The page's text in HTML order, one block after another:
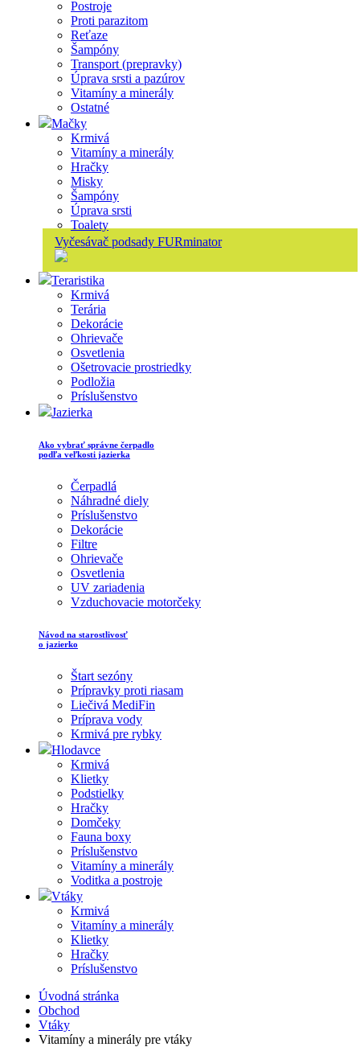
Postroje
Proti parazitom
Reťaze
Šampóny
Transport (prepravky)
Úprava srsti a pazúrov
Vitamíny a minerály
Ostatné
Mačky
Krmivá
Vitamíny a minerály
Hračky
Misky
Šampóny
Úprava srsti
Toalety
Vyčesávač podsady FURminator
Teraristika
Krmivá
Terária
Dekorácie
Ohrievače
Osvetlenia
Ošetrovacie prostriedky
Podložia
Príslušenstvo
Jazierka
Ako vybrať správne čerpadlo
podľa veľkosti jazierka
Čerpadlá
Náhradné diely
Príslušenstvo
Dekorácie
Filtre
Ohrievače
Osvetlenia
UV zariadenia
Vzduchovacie motorčeky
Návod na starostlivosť
o jazierko
Štart sezóny
Prípravky proti riasam
Liečivá MediFin
Príprava vody
Krmivá pre rybky
Hlodavce
Krmivá
Klietky
Podstielky
Hračky
Domčeky
Fauna boxy
Príslušenstvo
Vitamíny a minerály
Voditka a postroje
Vtáky
Krmivá
Vitamíny a minerály
Klietky
Hračky
Príslušenstvo
Úvodná stránka
Obchod
Vtáky
Vitamíny a minerály pre vtáky